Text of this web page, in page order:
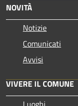
NOVITÀ
Notizie
Comunicati
Avvisi
VIVERE IL COMUNE